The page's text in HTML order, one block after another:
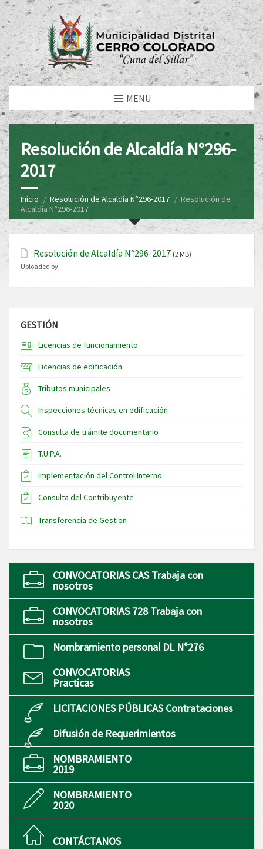
MENU
Resolución de Alcaldía N°296-
2017
Inicio Resolución de Alcaldía N°296-2017
Resolución de
Alcaldía N°296-2017
Resolución de Alcaldía N°296-2017 (2 MB)
Uploaded by:
GESTIÓN
Licencias de funcionamiento
Licencias de edificación
Tributos municipales
Inspecciones técnicas en edificación
Consulta de trámite documentario
T.U.P.A.
Implementación del Control Interno
Consulta del Contribuyente
Transferencia de Gestion
CONVOCATORIAS CAS Trabaja con
nosotros
CONVOCATORIAS 728 Trabaja con
nosotros
Nombramiento personal DL N°276
CONVOCATORIAS
Practicas
LICITACIONES PÚBLICAS Contrataciones
Difusión de Requerimientos
NOMBRAMIENTO
2019
NOMBRAMIENTO
2020
CONTÁCTANOS